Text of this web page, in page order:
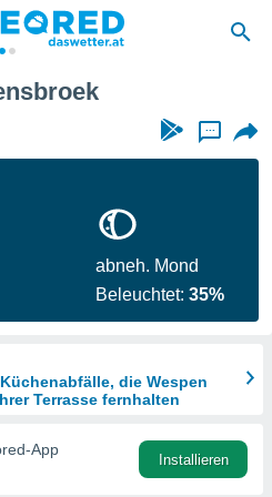
...
abneh. Mond
Beleuchtet:35%
die Wespen
Terrasse fernhalten
App
Installieren